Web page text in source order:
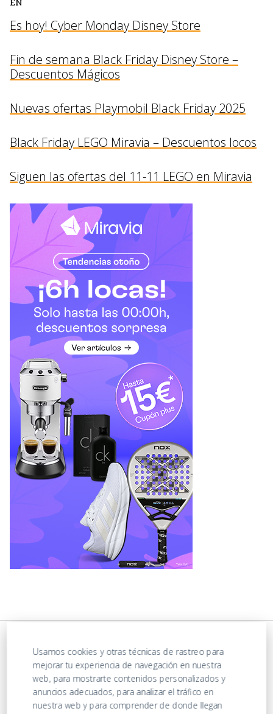
Es hoy! Cyber Monday Disney Store
Fin de semana Black Friday Disney Store –
Descuentos Mágicos
Nuevas ofertas Playmobil Black Friday 2025
Black Friday LEGO Miravia – Descuentos locos
Siguen las ofertas del 11-11 LEGO en Miravia
Usamos cookies y otras técnicas de rastreo para
mejorar tu experiencia de navegación en nuestra
web, para mostrarte contenidos personalizados y
anuncios adecuados, para analizar el tráfico en
nuestra web y para comprender de donde llegan